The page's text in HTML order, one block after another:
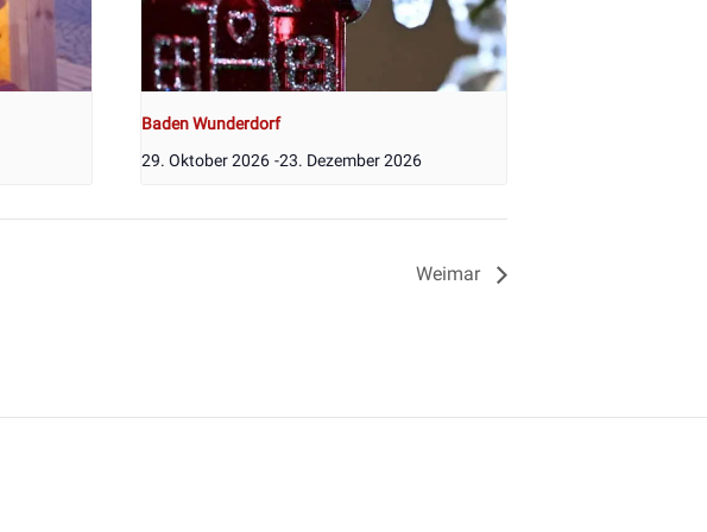
Baden Wunderdorf
29. Oktober 2026 -23. Dezember 2026
Weimar